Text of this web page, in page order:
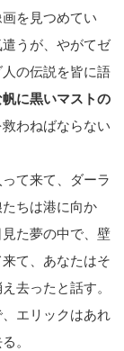
を見つめてい
うが、やがてゼ
の伝説を皆に語
帆に黒いマストの
わねばならない
て来て、ダーラ
ちは港に向か
た夢の中で、壁
て、あなたはそ
去ったと話す。
エリックはあれ
。